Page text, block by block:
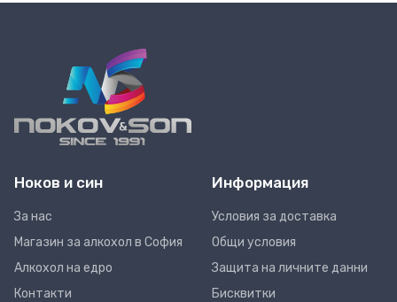
Ноков и син
За нас
Магазин за алкохол в София
Алкохол на едро
Контакти
Информация
Условия за доставка
Общи условия
Защита на личните данни
Бисквитки